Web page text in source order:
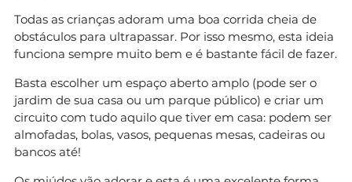
Todas as crianças adoram uma boa corrida cheia de
obstáculos para ultrapassar. Por isso mesmo, esta ideia
funciona sempre muito bem e é bastante fácil de fazer.
Basta escolher um espaço aberto amplo (pode ser o
jardim de sua casa ou um parque público) e criar um
circuito com tudo aquilo que tiver em casa: podem ser
almofadas, bolas, vasos, pequenas mesas, cadeiras ou
bancos até!